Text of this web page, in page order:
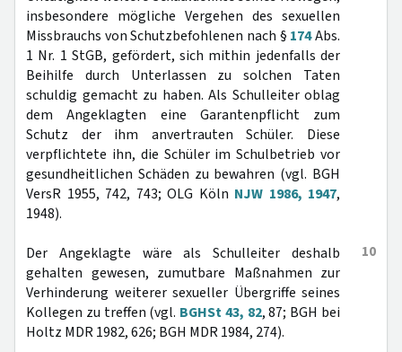
insbesondere mögliche Vergehen des sexuellen
Missbrauchs von Schutzbefohlenen nach § 174Abs.
1 Nr. 1 StGB, gefördert, sich mithin jedenfalls der
Beihilfe durch Unterlassen zu solchen Taten
schuldig gemacht zu haben. Als Schulleiter oblag
dem Angeklagten eine Garantenpflicht zum
Schutz der ihm anvertrauten Schüler. Diese
verpflichtete ihn, die Schüler im Schulbetrieb vor
gesundheitlichen Schäden zu bewahren (vgl. BGH
VersR 1955, 742, 743; OLG Köln NJW 1986, 1947,
1948).
10
Der Angeklagte wäre als Schulleiter deshalb
gehalten gewesen, zumutbare Maßnahmen zur
Verhinderung weiterer sexueller Übergriffe seines
Kollegen zu treffen (vgl. BGHSt 43, 82, 87; BGH bei
Holtz MDR 1982, 626; BGH MDR 1984, 274).